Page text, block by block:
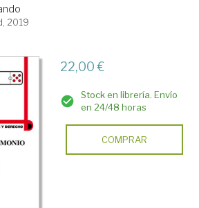
2019
22,00 €
Stock en librería. Envío
en 24/48 horas
COMPRAR